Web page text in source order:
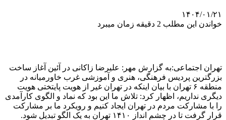
۱۴۰۴/۰۱/۲۱
خواندن این مطلب 2 دقیقه زمان میبرد
تهران اجتماعی:به گزارش مهر: علیرضا زاکانی در آئین آغاز ساخت
بزرگترین پردیس فرهنگی، هنری و آموزشی غرب خاورمیانه در
منطقه ۶ تهران با بیان اینکه در تهران غیر از هویت پایتختی هویت
دیگری نداریم، اظهار کرد: تلاش ما این بود که نماد و الگوی کارآمدی
را با مشارکت مردم در تهران ایجاد کنیم و رویکرد ما بر مشارکت
قرار گرفت تا در چشم
انداز